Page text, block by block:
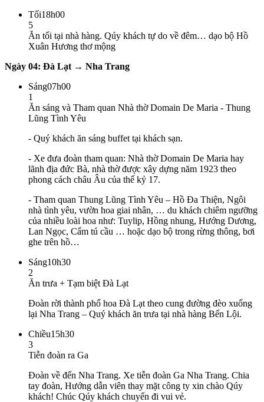
Tối18h00
5
Ăn tối tại nhà hàng. Qúy khách tự do về đêm… dạo bộ Hồ
Xuân Hương thơ mộng
Ngày 04: Đà Lạt → Nha Trang
Sáng07h00
1
Ăn sáng và Tham quan Nhà thờ Domain De Maria - Thung
Lũng Tình Yêu
- Quý khách ăn sáng buffet tại khách sạn.
- Xe đưa đoàn tham quan: Nhà thờ Domain De Maria hay
lãnh địa đức Bà, nhà thờ được xây dựng năm 1923 theo
phong cách châu Âu của thế kỷ 17.
- Tham quan Thung Lũng Tình Yêu – Hồ Đa Thiện, Ngôi
nhà tình yêu, vườn hoa giai nhân, … du khách chiêm ngưỡng
của nhiều loài hoa như: Tuylip, Hồng nhung, Hướng Dương,
Lan Ngọc, Cẩm tú cầu … hoặc dạo bộ trong rừng thông, bơi
ghe trên hồ…
Sáng10h30
2
Ăn trưa + Tạm biệt Đà Lạt
Đoàn rời thành phố hoa Đà Lạt theo cung đường đèo xuống
lại Nha Trang – Quý khách ăn trưa tại nhà hàng Bến Lội.
Chiều15h30
3
Tiễn đoàn ra Ga
Đoàn về đến Nha Trang. Xe tiễn đoàn Ga Nha Trang. Chia
tay đoàn, Hướng dẫn viên thay mặt công ty xin chào Qúy
khách! Chúc Qúy khách chuyến đi vui vẻ.